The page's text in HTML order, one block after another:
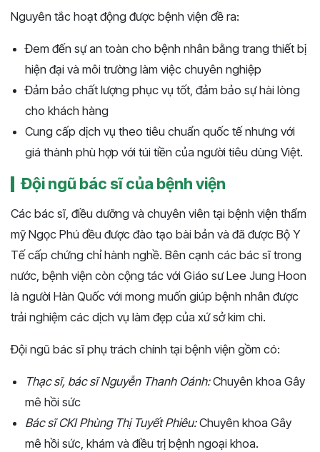
Nguyên tắc hoạt động được bệnh viện đề ra:
Đem đến sự an toàn cho bệnh nhân bằng trang thiết bị
hiện đại và môi trường làm việc chuyên nghiệp
Đảm bảo chất lượng phục vụ tốt, đảm bảo sự hài lòng
cho khách hàng
Cung cấp dịch vụ theo tiêu chuẩn quốc tế nhưng với
giá thành phù hợp với túi tiền của người tiêu dùng Việt.
Đội ngũ bác sĩ của bệnh viện
Các bác sĩ, điều dưỡng và chuyên viên tại bệnh viện thẩm
mỹ Ngọc Phú đều được đào tạo bài bản và đã được Bộ Y
Tế cấp chứng chỉ hành nghề. Bên cạnh các bác sĩ trong
nước, bệnh viện còn cộng tác với Giáo sư Lee Jung Hoon
là người Hàn Quốc với mong muốn giúp bệnh nhân được
trải nghiệm các dịch vụ làm đẹp của xứ sở kim chi.
Đội ngũ bác sĩ phụ trách chính tại bệnh viện gồm có:
Thạc sĩ, bác sĩ Nguyễn Thanh Oánh:Chuyên khoa Gây
mê hồi sức
Bác sĩ CKI Phùng Thị Tuyết Phiêu:Chuyên khoa Gây
mê hồi sức, khám và điều trị bệnh ngoại khoa.